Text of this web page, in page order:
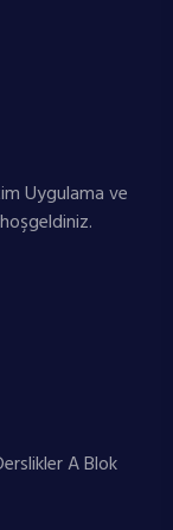
Uygulama ve
A Blok